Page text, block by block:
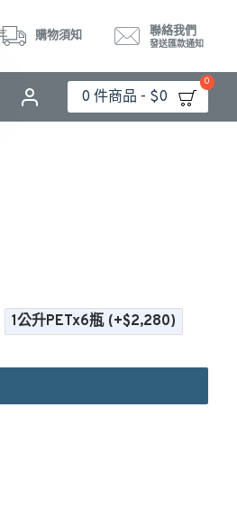
購物須知 聯絡我們
發送匯款通知
0 件商品 - $0
0
1公升PETx6瓶 (+$2,280)